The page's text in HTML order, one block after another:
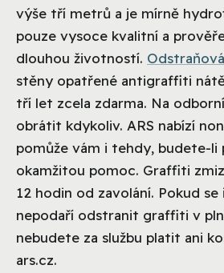
výše tří metrů a je mírně
pouze vysoce kvalitní a
dlouhou životností.
stěny opatřené antigraffiti
tří let zcela zdarma. Na
obrátit kdykoliv. ARS nabízí
pomůže vám i tehdy, budete-
okamžitou pomoc. Graffiti
12 hodin od zavolání. Pokud se
nepodaří odstranit graffiti v
nebudete za službu platit ani
ars.cz.